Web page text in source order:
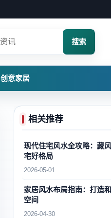
搜索
创意家居
相关推荐
现代住宅风水全攻略：藏
宅好格局
2026-05-01
家居风水布局指南：打造
空间
2026-04-30